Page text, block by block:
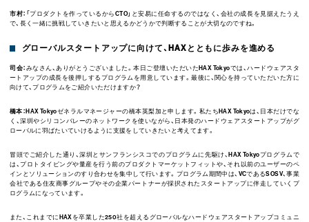
市村： 「プロダクトを作っているからCTO」と安易に任命するのではなく、会社の成長を見据えたうえ
で、長く一緒に挑戦していきたいと思えるかどうかで判断することが大切なのですね。
グローバルスタートアップに向けて、HAXとともに歩みを進める
司会： みなさん、ありがとうございました。本日ご登壇いただいたHAX Tokyoでは、ハードウェアスタ
ートアップの成長を後押しするプログラムを用意しています。最後に、関心を持っていただいた方に
向けて、プログラムをご紹介いただけますか？
橋本： HAX Tokyoゼネラルマネージャーの橋本英梨加と申します。私たちHAX Tokyoは、日本だけでな
く、深圳やシリコンバレーのネットワークを使いながら、日本発のハードウェアスタートアップがグ
ローバルに羽ばたいていけるように支援をしていきたいと考えてます。
冒頭でご紹介した通り、深圳とサンフランシスコでのプログラムに先駆け、HAX Tokyoプログラムで
は、プロトタイピングや量産を行う前のプロダクトマーケットフィットや、それ以前のユーザーのペ
インとソリューションのすり合わせを集中して行います。プログラム期間中は、VCであるSOSV、事業
会社である住友商事グループやその企業パートナーが採択されたスタートアップに伴走していくプ
ログラムになっています。
また、これまでにHAXを卒業した250社を超えるグローバルなハードウェアスタートアップコミュニ